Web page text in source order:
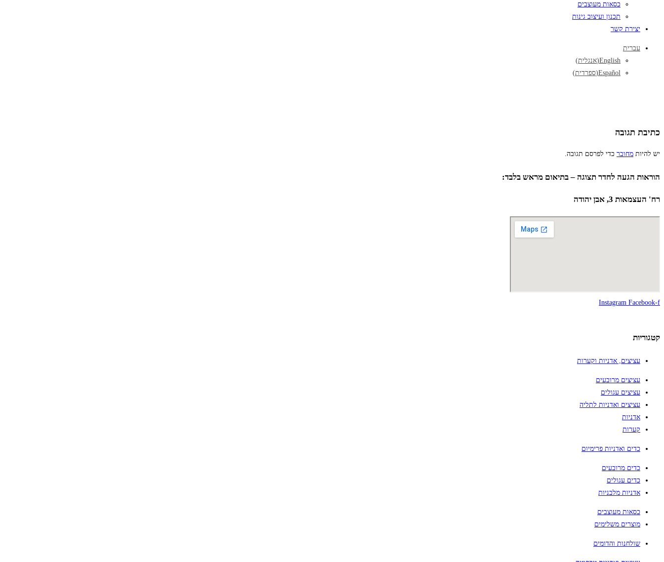
כסאות מעוצבים
תכנון ועיצוב גינות
יצירת קשר
עברית
English
(אנגלית)
Español
(ספרדית)
כתיבת תגובה
יש להיות מחובר כדי לפרסם תגובה.
הוראות הגעה לחדר תצוגה – בתיאום מראש בלבד:
רח' העצמאות 3, אבן יהודה
Instagram Facebook-f
קטגוריות
עציצים, אדניות וקערות
עציצים מרובעים
עציצים עגולים
עציצים ואדניות לתליה
אדניות
קערות
כדים ואדניות פרימיום
כדים מרובעים
כדים עגולים
אדניות מלבניות
כסאות מעוצבים
מוצרים משלימים
שולחנות והדומים